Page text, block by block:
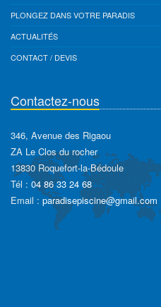
PLONGEZ DANS VOTRE PARADIS
ACTUALITÉS
CONTACT / DEVIS
Contactez-nous
346, Avenue des Rigaou
ZA Le Clos du rocher
13830 Roquefort-la-Bédoule
Tél : 04 86 33 24 68
Email : paradisepiscine@gmail.com